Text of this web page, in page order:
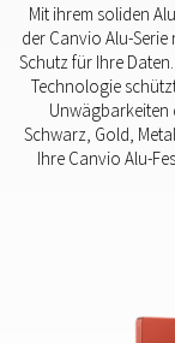
Mit ihrem soliden
der Canvio Alu-
Schutz für Ihre
Technologie
Unwägbarkeiten
Schwarz, Gold,
Ihre Canvio Alu-